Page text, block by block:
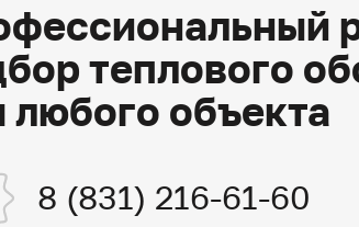
теплового
любого объекта
8 (831) 216-61-60